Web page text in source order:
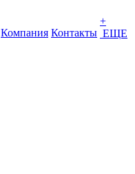
Компания Контакты
+
ЕЩЕ